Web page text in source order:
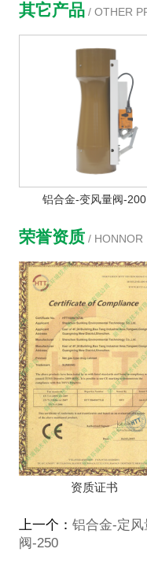
其它产品/ OTHER
铝合金-变风量阀-200
荣誉资质 / HONNOR
资质证书
上一个： 铝合金-定风
阀-250